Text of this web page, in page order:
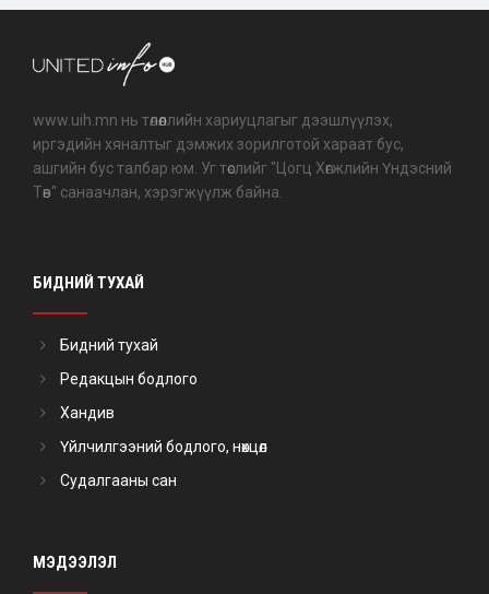
www.uih.mn нь төлөөллийн хариуцлагыг дээшлүүлэх,
иргэдийн хяналтыг дэмжих зорилготой хараат бус,
ашгийн бус талбар юм. Уг төслийг "Цогц Хөгжлийн Үндэсний
Төв" санаачлан, хэрэгжүүлж байна.
БИДНИЙ ТУХАЙ
Бидний тухай
Редакцын бодлого
Хандив
Үйлчилгээний бодлого, нөхцөл
Судалгааны сан
МЭДЭЭЛЭЛ